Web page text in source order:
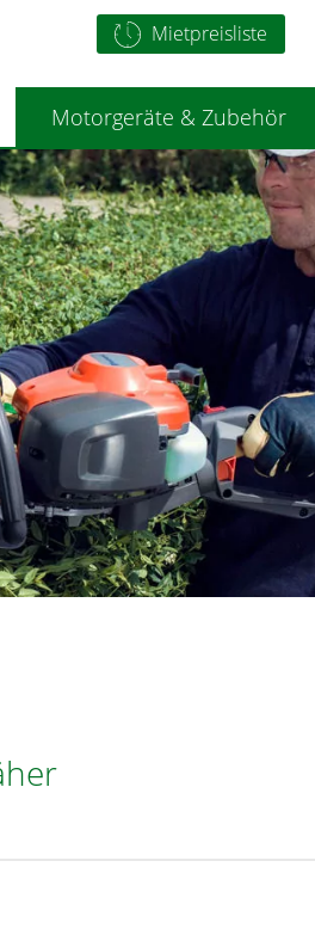
Mietpreisliste
Motorgeräte & Zubehör